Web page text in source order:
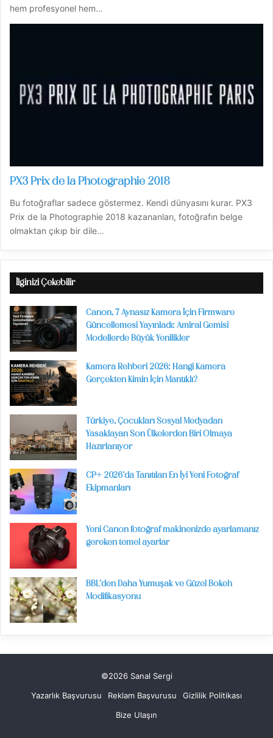
hem profesyonel hem…
PX3 Prix de la Photographie 2018
Bu fotoğraflar sadece göstermez. Kendi dünyasını kurar. PX3
Prix de la Photographie 2018 kazananları, fotoğrafın belge
olmaktan çıkıp bir dile…
İlginizi Çekebilir
Canon, 7 Aynasız Kamera İçin Firmware
Güncellemesi Yayınladı: Amiral Gemisi
Modellerde Büyük Yenilikler
Kamera Rehberi 2026: Hangi Kamera
Gerçekten Kimin İçin Mantıklı?
Türkiye, Çocukları Sosyal Medyadan
Yasaklayan Son Ülkelerden Biri Olmaya
Hazırlanıyor
CP+ 2026’da Tanıtılan En İyi Yeni Fotoğraf
Ekipmanları
Yeni Canon fotoğraf makinenizde ayarlamanız
gereken temel ayarlar
BBL’den Daha Yumuşak ve Güzel Bokeh
Modifikasyonu
©2026 Sanal Sergi
Yazarlık Başvurusu
Reklam Başvurusu
Gizlilik Politikası
Bize Ulaşın